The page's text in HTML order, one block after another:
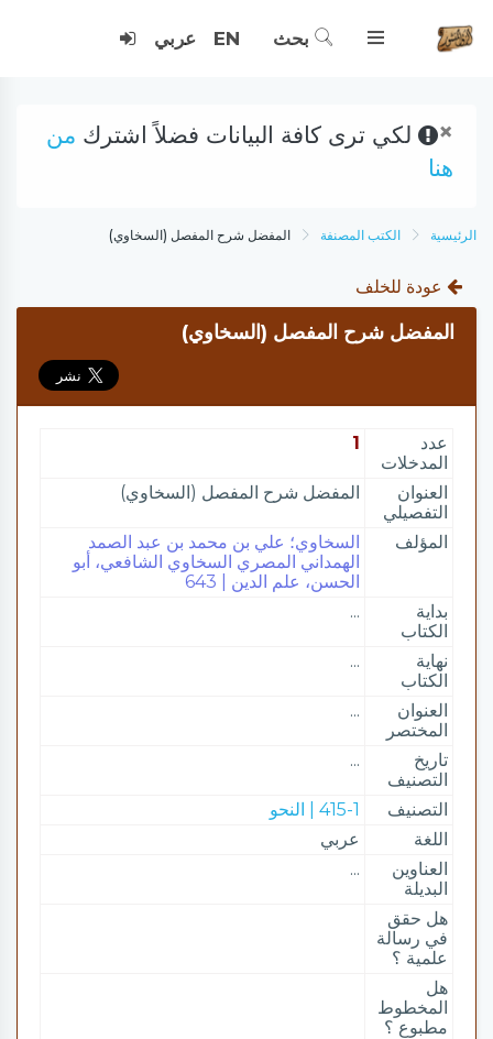
بحث EN عربي
× لكي ترى كافة البيانات فضلاً اشترك من
هنا
الرئيسية الكتب المصنفة المفضل شرح المفصل (السخاوي)
عودة للخلف
المفضل شرح المفصل (السخاوي)
عدد
المدخلات
1
العنوان
التفصيلي
المفضل شرح المفصل (السخاوي)
المؤلف
السخاوي؛ علي بن محمد بن عبد الصمد
الهمداني المصري السخاوي الشافعي، أبو
الحسن، علم الدين | 643
بداية
الكتاب
...
نهاية
الكتاب
...
العنوان
المختصر
...
تاريخ
التصنيف
...
التصنيف
415-1 | النحو
اللغة
عربي
العناوين
البديلة
...
هل حقق
في رسالة
علمية ؟
هل
المخطوط
مطبوع ؟